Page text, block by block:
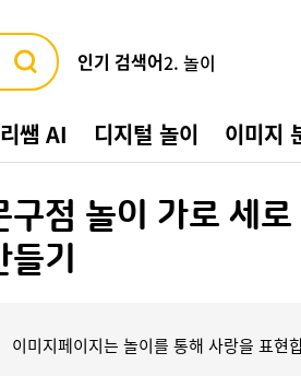
인기 검색어3. 바다
6. 수박
7. 여름환경구성
9. 물놀이
10. 수영장
쌤 AI 디지털 놀이 이미지
구점 놀이 가로 세로
들기
이미지페이지는 놀이를 통해 사랑을 표현